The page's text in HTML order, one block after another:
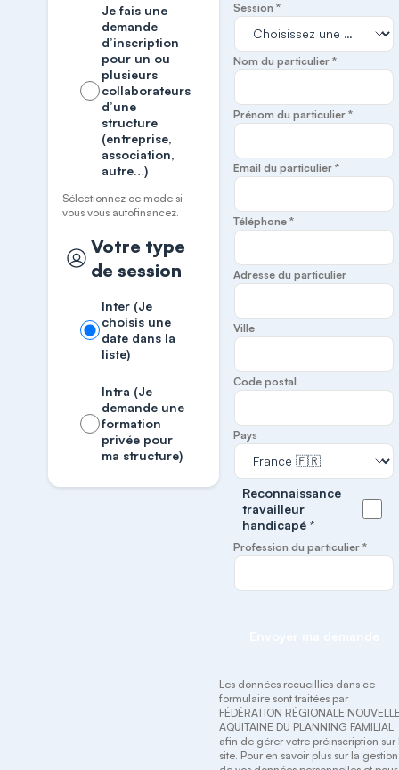
Je fais une
demande
d’inscription
pour un ou
plusieurs
collaborateurs
d’une
structure
(entreprise,
association,
autre…)
Sélectionnez ce mode si
vous vous autofinancez.
Votre type
de session
Inter (Je
choisis une
date dans la
liste)
Intra (Je
demande une
formation
privée pour
ma structure)
Session *
Nom du particulier *
Prénom du particulier *
Email du particulier *
Téléphone *
Adresse du particulier
Ville
Code postal
Pays
Reconnaissance
travailleur
handicapé *
Profession du particulier *
Les données recueillies dans ce
formulaire sont traitées par
FÉDÉRATION RÉGIONALE
AQUITAINE DU PLANNING FAMILIAL
afin de gérer votre préinscription sur
site. Pour en savoir plus sur la gestion